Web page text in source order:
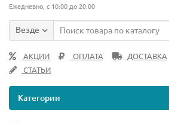
Ежедневно, с 10:00 до 20:00
Везде
АКЦИИ ОПЛАТА ДОСТАВКА
СТАТЬИ
Категории